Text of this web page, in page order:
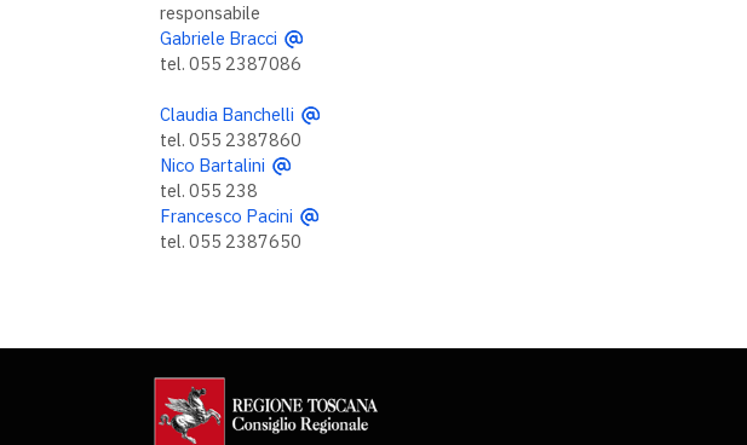
responsabile
Gabriele Bracci
tel. 055 2387086
Claudia Banchelli
tel. 055 2387860
Nico Bartalini
tel. 055 238
Francesco Pacini
tel. 055 2387650